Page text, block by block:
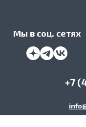
Мы в соц. сетях
+7